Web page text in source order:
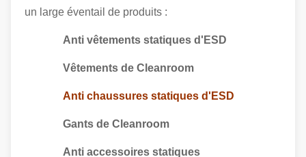
un large éventail de produits :
Anti vêtements statiques d'ESD
Vêtements de Cleanroom
Anti chaussures statiques d'ESD
Gants de Cleanroom
Anti accessoires statiques